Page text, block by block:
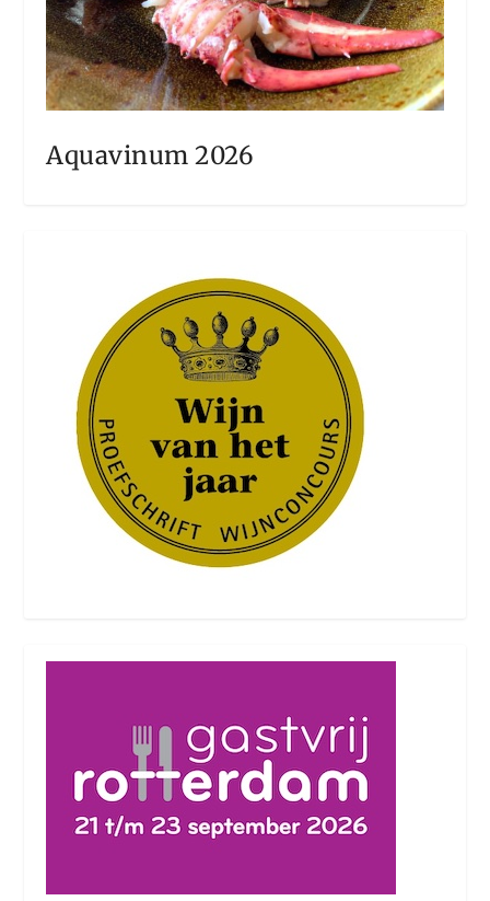
Aquavinum 2026